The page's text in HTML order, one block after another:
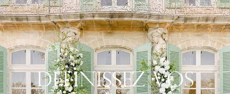
Définissez Vos